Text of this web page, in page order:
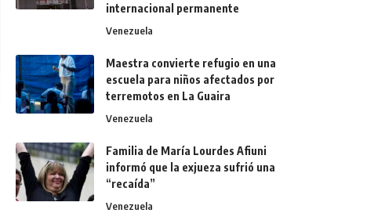
internacional permanente
Venezuela
Maestra convierte refugio en una
escuela para niños afectados por
terremotos en La Guaira
Venezuela
Familia de María Lourdes Afiuni
informó que la exjueza sufrió una
“recaída”
Venezuela